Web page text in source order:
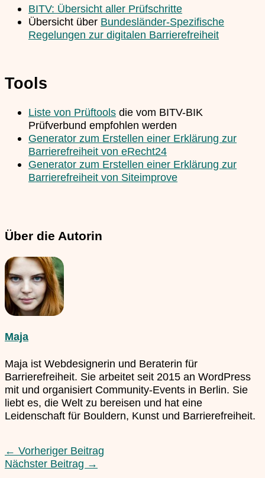
BITV: Übersicht aller Prüfschritte
Übersicht über Bundesländer-Spezifische
Regelungen zur digitalen Barrierefreiheit
Tools
Liste von Prüftools die vom BITV-BIK
Prüfverbund empfohlen werden
Generator zum Erstellen einer Erklärung zur
Barrierefreiheit von eRecht24
Generator zum Erstellen einer Erklärung zur
Barrierefreiheit von Siteimprove
Über die Autorin
Maja
Maja ist Webdesignerin und Beraterin für
Barrierefreiheit. Sie arbeitet seit 2015 an WordPress
mit und organisiert Community-Events in Berlin. Sie
liebt es, die Welt zu bereisen und hat eine
Leidenschaft für Bouldern, Kunst und Barrierefreiheit.
← Vorheriger Beitrag
Nächster Beitrag →